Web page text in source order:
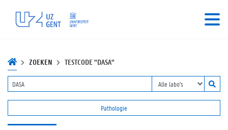
ZOEKEN TESTCODE "DASA"
Pathologie